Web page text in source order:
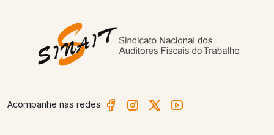
Acompanhe nas redes